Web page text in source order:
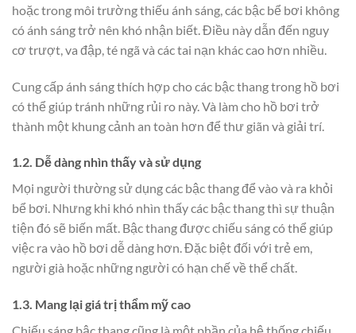
hoặc trong môi trường thiếu ánh sáng, các bậc bể bơi không
có ánh sáng trở nên khó nhận biết. Điều này dẫn đến nguy
cơ trượt, va đập, té ngã và các tai nạn khác cao hơn nhiều.
Cung cấp ánh sáng thích hợp cho các bậc thang trong hồ bơi
có thể giúp tránh những rủi ro này. Và làm cho hồ bơi trở
thành một khung cảnh an toàn hơn để thư giãn và giải trí.
1.2. Dễ dàng nhìn thấy và sử dụng
Mọi người thường sử dụng các bậc thang để vào và ra khỏi
bể bơi. Nhưng khi khó nhìn thấy các bậc thang thì sự thuận
tiện đó sẽ biến mất. Bậc thang được chiếu sáng có thể giúp
việc ra vào hồ bơi dễ dàng hơn. Đặc biệt đối với trẻ em,
người già hoặc những người có hạn chế về thể chất.
1.3. Mang lại giá trị thẩm mỹ cao